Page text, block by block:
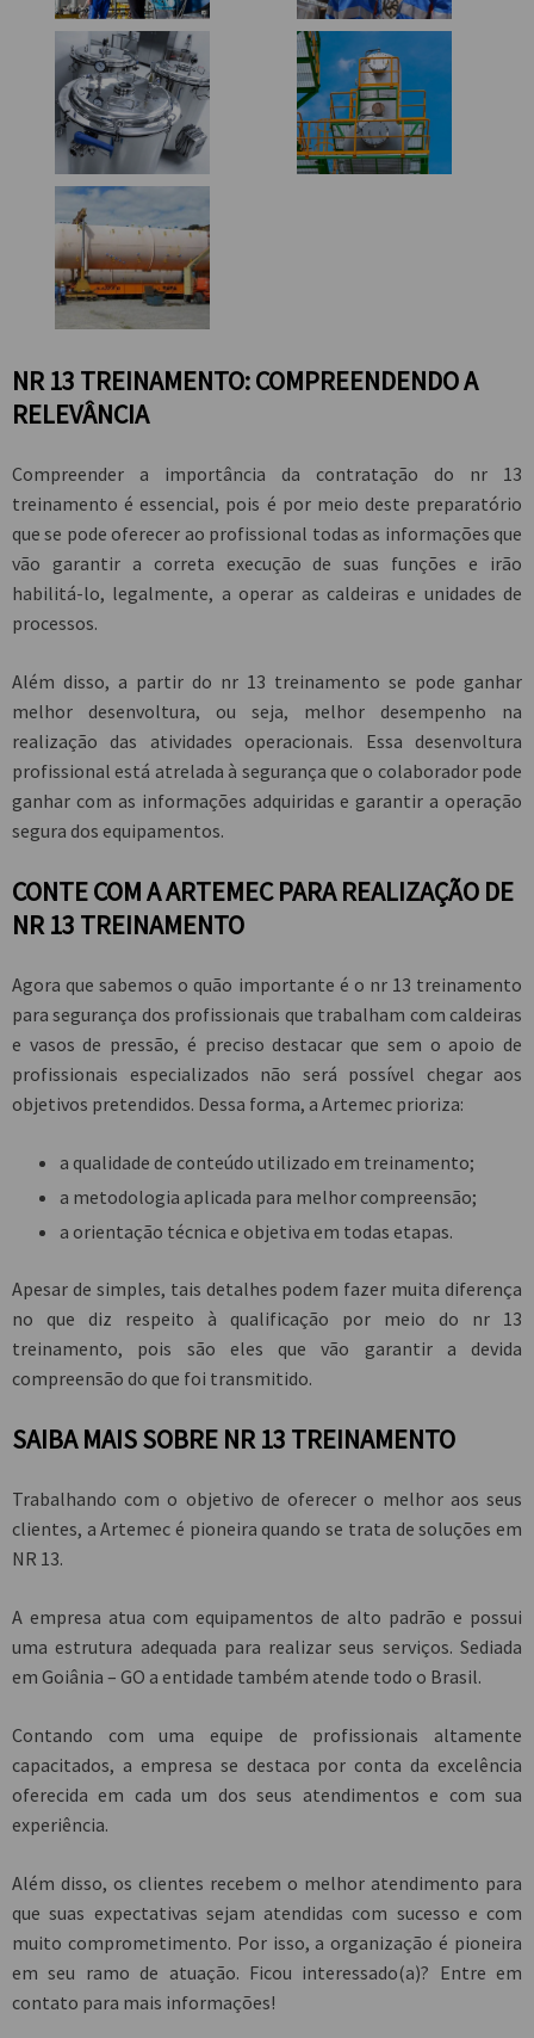
NR 13 TREINAMENTO: COMPREENDENDO A
RELEVÂNCIA
Compreender a importância da contratação do nr 13
treinamento é essencial, pois é por meio deste preparatório
que se pode oferecer ao profissional todas as informações que
vão garantir a correta execução de suas funções e irão
habilitá-lo, legalmente, a operar as caldeiras e unidades de
processos.
Além disso, a partir do nr 13 treinamento se pode ganhar
melhor desenvoltura, ou seja, melhor desempenho na
realização das atividades operacionais. Essa desenvoltura
profissional está atrelada à segurança que o colaborador pode
ganhar com as informações adquiridas e garantir a operação
segura dos equipamentos.
CONTE COM A ARTEMEC PARA REALIZAÇÃO DE
NR 13 TREINAMENTO
Agora que sabemos o quão importante é o nr 13 treinamento
para segurança dos profissionais que trabalham com caldeiras
e vasos de pressão, é preciso destacar que sem o apoio de
profissionais especializados não será possível chegar aos
objetivos pretendidos. Dessa forma, a Artemec prioriza:
a qualidade de conteúdo utilizado em treinamento;
a metodologia aplicada para melhor compreensão;
a orientação técnica e objetiva em todas etapas.
Apesar de simples, tais detalhes podem fazer muita diferença
no que diz respeito à qualificação por meio do nr 13
treinamento, pois são eles que vão garantir a devida
compreensão do que foi transmitido.
SAIBA MAIS SOBRE NR 13 TREINAMENTO
Trabalhando com o objetivo de oferecer o melhor aos seus
clientes, a Artemec é pioneira quando se trata de soluções em
NR 13.
A empresa atua com equipamentos de alto padrão e possui
uma estrutura adequada para realizar seus serviços. Sediada
em Goiânia – GO a entidade também atende todo o Brasil.
Contando com uma equipe de profissionais altamente
capacitados, a empresa se destaca por conta da excelência
oferecida em cada um dos seus atendimentos e com sua
experiência.
Além disso, os clientes recebem o melhor atendimento para
que suas expectativas sejam atendidas com sucesso e com
muito comprometimento. Por isso, a organização é pioneira
em seu ramo de atuação. Ficou interessado(a)? Entre em
contato para mais informações!